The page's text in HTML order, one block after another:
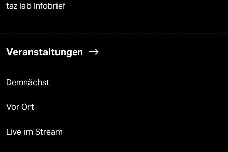
taz lab Infobrief
Veranstaltungen
Demnächst
Vor Ort
Live im Stream